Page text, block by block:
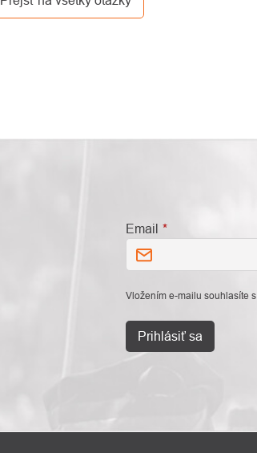
Email
Vložením e-mailu souhlasíte s
Prihlásiť sa